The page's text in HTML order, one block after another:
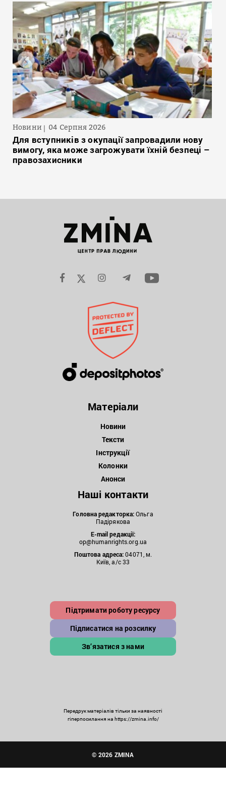
Новини 04 Серпня 2026
Для вступників з окупації запровадили нову
вимогу, яка може загрожувати їхній безпеці –
правозахисники
Матеріали
Новини
Тексти
Інструкції
Колонки
Анонси
Наші контакти
Головна редакторка:Ольга
Падірякова
E-mail редакції:
op@humanrights.org.ua
Поштова адреса:04071, м.
Київ, а/с 33
Підтримати роботу ресурсу
Підписатися на розсилку
Зв’язатися з нами
Передрук матеріалів тільки за наявності
гіперпосилання на https://zmina.info/
© 2026 ZMINA